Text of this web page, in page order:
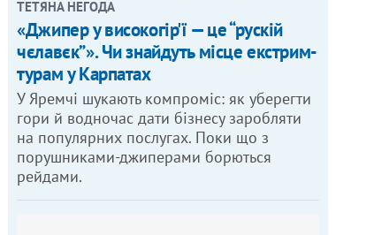
ТЕТЯНА НЕГОДА
«Джипер у високогір'ї — це “рускій
чєлавєк”». Чи знайдуть місце екстрим-
турам у Карпатах
У Яремчі шукають компроміс: як уберегти
гори й водночас дати бізнесу заробляти
на популярних послугах. Поки що з
порушниками-джиперами борються
рейдами.